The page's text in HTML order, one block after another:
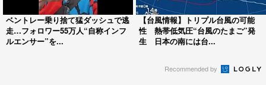
ベントレー乗り捨て猛ダッシュで逃
走…フォロワー55万人“自称インフ
ルエンサー”を...
【台風情報】トリプル台風の可能
性 熱帯低気圧“台風のたまご”発
生 日本の南には台...
Recommended by